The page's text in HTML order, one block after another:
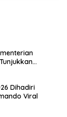
Dihadiri
Viral